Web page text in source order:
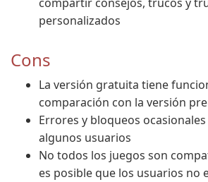
personalizados
Cons
La versión gratuita tiene
comparación con la versión
Errores y bloqueos
algunos usuarios
No todos los juegos son
es posible que los usuarios no